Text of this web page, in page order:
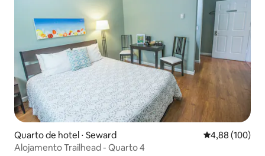
Quarto de hotel ⋅ Seward 4,88 de uma
4,88 (100)
Alojamento Trailhead - Quarto 4